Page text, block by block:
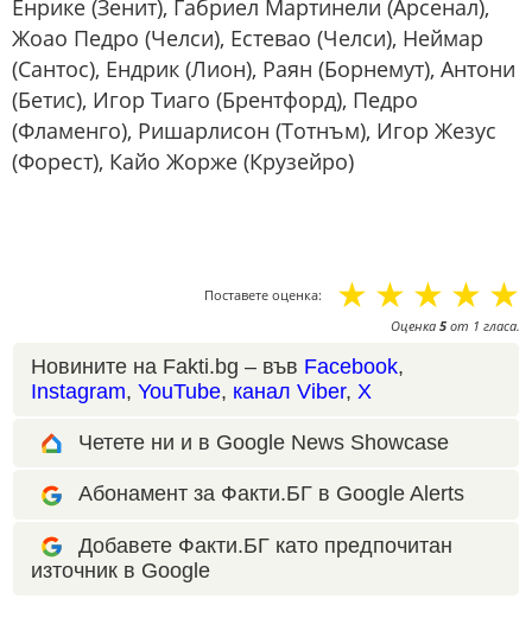
Енрике (Зенит), Габриел Мартинели (Арсенал),
Жоао Педро (Челси), Естевао (Челси), Неймар
(Сантос), Ендрик (Лион), Раян (Борнемут), Антони
(Бетис), Игор Тиаго (Брентфорд), Педро
(Фламенго), Ришарлисон (Тотнъм), Игор Жезус
(Форест), Кайо Жорже (Крузейро)
Поставете оценка: ☆
☆
☆
☆
☆
Оценка 5 от 1 гласа.
Новините на Fakti.bg – във Facebook,
Instagram, YouTube, канал Viber, X
Четете ни и в Google News Showcase
Абонамент за Факти.БГ в Google Alerts
Добавете Факти.БГ като предпочитан
източник в Google